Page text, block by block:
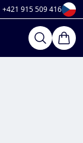
+421 915 509 416